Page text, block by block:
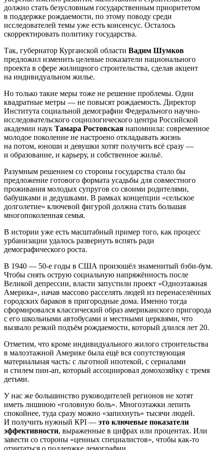
должно стать безусловным государственным приоритетом
в поддержке рождаемости, по этому поводу среди
исследователей темы уже есть консенсус. Осталось
скорректировать политику государства.
Так, губернатор Курганской области Вадим Шумков
предложил изменить целевые показатели национального
проекта в сфере жилищного строительства, сделав акцент
на индивидуальном жилье.
Но только такие меры тоже не решение проблемы. Одни
квадратные метры — не повысят рождаемость. Директор
Института социальной демографии Федерального научно-
исследовательского социологического центра Российской
академии наук Тамара Ростовская напомнила: современное
молодое поколение не настроено откладывать жизнь
на потом, юноши и девушки хотят получить всё сразу —
и образование, и карьеру, и собственное жильё.
Разумным решением со стороны государства стало бы
предложение готового формата усадьбы для совместного
проживания молодых супругов со своими родителями,
бабушками и дедушками. В рамках концепции «сельское
долголетие» ключевой фигурой должна стать большая
многопоколенная семья.
В истории уже есть масштабный пример того, как процесс
урбанизации удалось развернуть вспять ради
демографического роста.
В 1940 — 50-е годы в США произошёл знаменитый бэби-бум.
Чтобы снять острую социальную напряжённость после
Великой депрессии, власти запустили проект «Одноэтажная
Америка», начав массово расселять людей из перенаселённых
городских бараков в пригородные дома. Именно тогда
сформировался классический образ американского пригорода
с его школьными автобусами и местными церквями, что
вызвало резкий подъём рождаемости, который длился лет 20.
Отметим, что кроме индивидуального жилого строительства
в малоэтажной Америке была ещё вся сопутствующая
материальная часть: с льготной ипотекой, с сериалами
и стилем пин-ап, который ассоциировал домохозяйку с тремя
детьми.
У нас же большинство руководителей регионов не хотят
иметь лишнюю «головную боль». Многоэтажки лепить
спокойнее, туда сразу можно «запихнуть» тысячи людей.
И получить нужный КРI — это ключевые показатели
эффективности, выраженные в цифрах или процентах. Или
завести со стороны «ценных специалистов», чтобы как-то
отчитаться о поддержке демографии.